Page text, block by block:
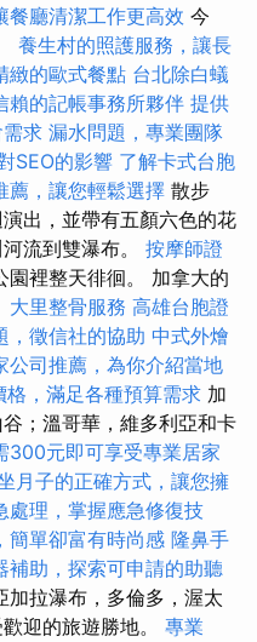
餐廳清潔工作更高效 今
養生村的照護服務，讓長
緻的歐式餐點 台北除白蟻
賴的記帳事務所夥伴 提供
求 漏水問題，專業團隊
SEO的影響 了解卡式台胞
薦，讓您輕鬆選擇 散步
出，並帶有五顏六色的花
流到雙瀑布。 按摩師證
園裡整天徘徊。 加拿大的
大里整骨服務 高雄台胞證
，徵信社的協助 中式外燴
公司推薦，為你介紹當地
，滿足各種預算需求 加
；溫哥華，維多利亞和卡
300元即可享受專業居家
月子的正確方式，讓您擁
處理，掌握應急修復技
簡單卻富有時尚感 隆鼻手
補助，探索可申請的助聽
加拉瀑布，多倫多，渥太
迎的旅遊勝地。 專業